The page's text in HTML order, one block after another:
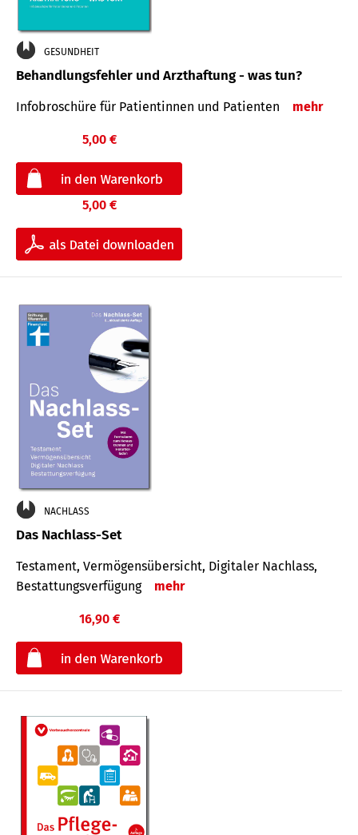
GESUNDHEIT
Behandlungsfehler und Arzthaftung - was tun?
Infobroschüre für Patientinnen und Patienten mehr
5,00 €
5,00 €
NACHLASS
Das Nachlass-Set
Testament, Vermögens­übersicht, Digitaler Nach­lass,
Bestat­tungs­ver­fügung
mehr
16,90 €